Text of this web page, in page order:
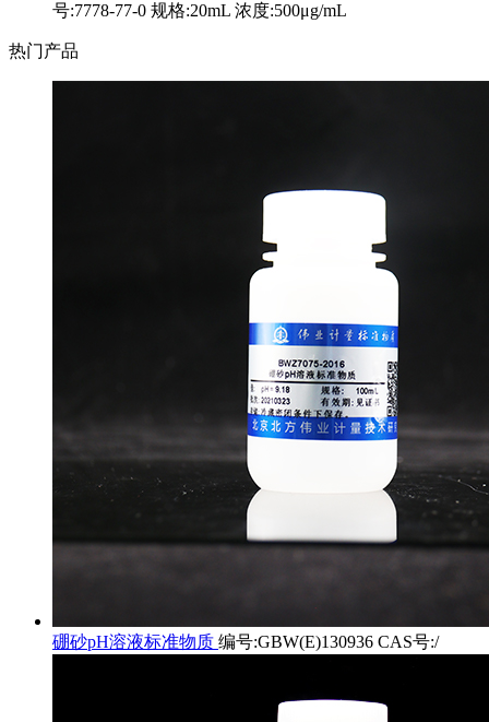
号:7778-77-0 规格:20mL 浓度:500μg/mL
热门产品
硼砂pH溶液标准物质 编号:GBW(E)130936 CAS号:/